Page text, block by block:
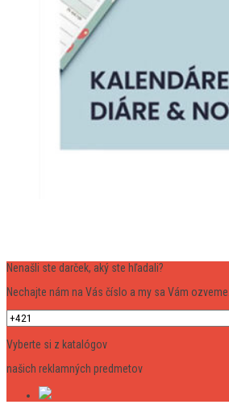
Nenašli ste darček, aký ste hľadali?
Nechajte nám na Vás číslo a my sa Vám ozveme.
Vyberte si z katalógov
našich reklamných predmetov